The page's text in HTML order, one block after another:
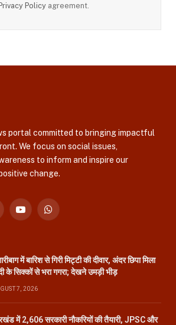
Privacy Policy agreement.
portal committed to bringing impactful
We focus on social issues,
to inform and inspire our
change.
YouTubeWhatsApp
में बारिश से गिरी मिट्टी की दीवार, अंदर छिपा मिला
के सिक्कों से भरा गगरा; देखने उमड़ी भीड़
7, 2026
में 2,606 सरकारी नौकरियों की तैयारी, JPSC और